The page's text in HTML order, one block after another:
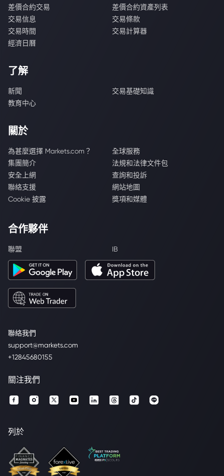
聯絡我們
support@markets.com
+12845680155
差價合約交易
差價合約資產列表
交易信息
交易條款
交易時間
交易計算器
經濟日曆
了解
新聞
交易基礎知識
教育中心
關於
為甚麼選擇 Markets.com？
全球服務
集團簡介
法規和法律文件包
安全上網
查詢和投訴
聯絡支援
網站地圖
Cookie 披露
獎項和媒體
合作夥伴
聯盟 IB
關注我們
列於